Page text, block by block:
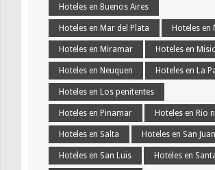
Hoteles en Buenos Aires
Hoteles en Mar del Plata Hoteles en
Hoteles en Miramar Hoteles en
Hoteles en Neuquen Hoteles en La
Hoteles en Los penitentes
Hoteles en Pinamar Hoteles en Rio
Hoteles en Salta Hoteles en San Juan
Hoteles en San Luis Hoteles en